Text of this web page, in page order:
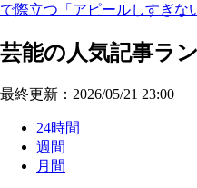
で際立つ「アピールしすぎな
芸能の人気記事ラ
最終更新：2026/05/21 23:00
24時間
週間
月間